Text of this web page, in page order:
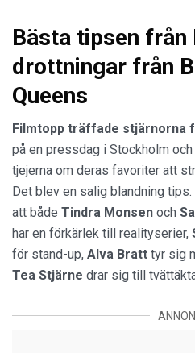
Bästa tipsen från
drottningar från
Queens
Filmtopp träffade stjärnorna
på en pressdag i Stockholm
tjejerna om deras favoriter att
Det blev en salig blandning
att både Tindra Monsen och
har en förkärlek till realityserier,
för stand-up, Alva Bratt tyr sig
Tea Stjärne drar sig till